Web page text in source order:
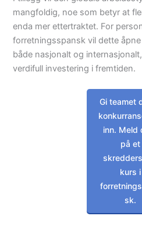
mangfoldig, noe som betyr at
enda mer ettertraktet. For
forretningsspansk vil dette
både nasjonalt og
verdifull investering i fremtiden.
Gi teamet
inn. Meld
på et
kurs i
sk.